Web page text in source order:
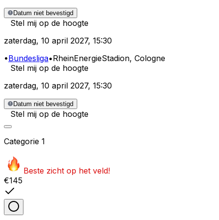
Datum niet bevestigd
Stel mij op de hoogte
zaterdag, 10 april 2027, 15:30
•Bundesliga•RheinEnergieStadion, Cologne
Stel mij op de hoogte
zaterdag, 10 april 2027, 15:30
Datum niet bevestigd
Stel mij op de hoogte
Categorie 1
Beste zicht op het veld!
€145